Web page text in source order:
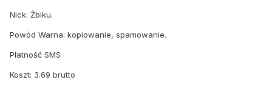
Nick: Żbiku.
Powód Warna: kopiowanie, spamowanie.
Płatność SMS
Koszt: 3.69 brutto